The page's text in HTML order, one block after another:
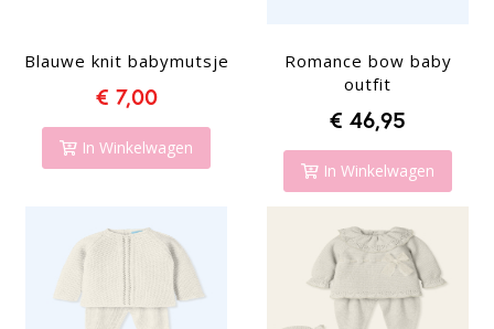
Blauwe knit babymutsje
€ 7,00
In Winkelwagen
Romance bow baby
outfit
€ 46,95
In Winkelwagen